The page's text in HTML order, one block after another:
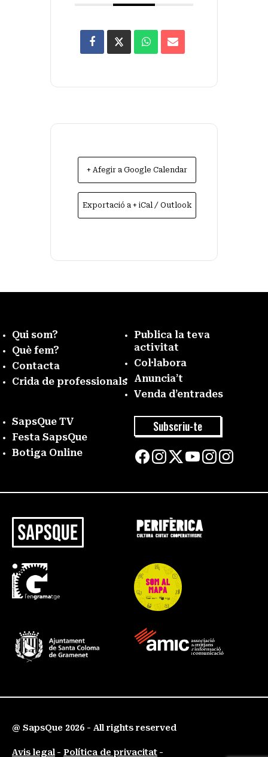
+ Afegir a Google Calendar
Exportació a + iCal / Outlook
Qui som?
Què fem?
Contacta
Crida de professionals
Publica la teva
activitat
Col·labora
Anuncia’t
Venda d’entrades
SapsQue TV
Festa SapsQue
Botiga Online
Subscriu-te
@ SapsQue 2026 - All rights reserved
Avis legal Política de privacitat